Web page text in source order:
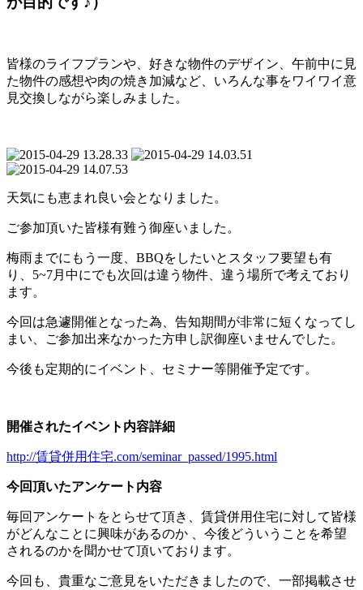
皆様のライフプランや、好きな物件のデザイン、午前中に見
た物件の感想や肉の焼き加減など、いろんな事をワイワイ意
見交換しながら楽しみました。
天気にも恵まれ良い会となりました。
ご参加頂いた皆様有難う御座いました。
梅雨までにもう一度、BBQをしたいとスタッフ要望も有
り、5~7月中にでも次回は違う物件、違う場所で考えており
ます。
今回は急遽開催となった為、告知期間が非常に短くなってし
まい、ご参加出来なかった方申し訳御座いませんでした。
今後も定期的にイベント、セミナー等開催予定です。
開催されたイベント内容詳細
http://賃貸併用住宅.com/seminar_passed/1995.html
今回頂いたアンケート内容
毎回アンケートをとらせて頂き、賃貸併用住宅に対して皆様
がどんなことに興味があるのか 、今後どういうことを希望
されるのかを聞かせて頂いております。
今回も、貴重なご意見をいただきましたので、一部掲載させ